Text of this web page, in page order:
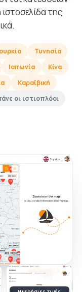
της
Τυνησία
Ιαπωνία
Κίνα
Καραϊβική
οι ιστιοπλόοι